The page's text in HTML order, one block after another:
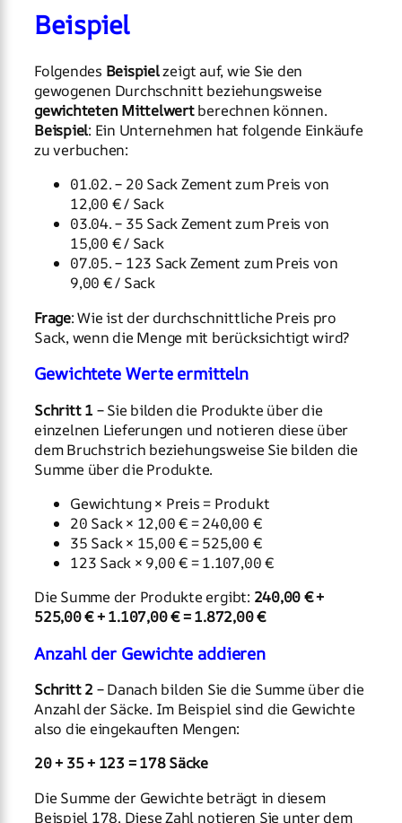
Beispiel
Folgendes Beispielzeigt auf, wie Sie den
gewogenen Durchschnitt beziehungsweise
gewichteten Mittelwertberechnen können.
Beispiel: Ein Unternehmen hat folgende Einkäufe
zu verbuchen:
01.02. – 20 Sack Zement zum Preis von
12,00 € / Sack
03.04. – 35 Sack Zement zum Preis von
15,00 € / Sack
07.05. – 123 Sack Zement zum Preis von
9,00 € / Sack
Frage: Wie ist der durchschnittliche Preis pro
Sack, wenn die Menge mit berücksichtigt wird?
Gewichtete Werte ermitteln
Schritt 1 – Sie bilden die Produkte über die
einzelnen Lieferungen und notieren diese über
dem Bruchstrich beziehungsweise Sie bilden die
Summe über die Produkte.
Gewichtung × Preis = Produkt
20 Sack × 12,00 € = 240,00 €
35 Sack × 15,00 € = 525,00 €
123 Sack × 9,00 € = 1.107,00 €
Die Summe der Produkte ergibt: 240,00 € +
525,00 € + 1.107,00 € = 1.872,00 €
Anzahl der Gewichte addieren
Schritt 2 – Danach bilden Sie die Summe über die
Anzahl der Säcke. Im Beispiel sind die Gewichte
also die eingekauften Mengen:
20 + 35 + 123 = 178 Säcke
Die Summe der Gewichte beträgt in diesem
Beispiel 178. Diese Zahl notieren Sie unter dem